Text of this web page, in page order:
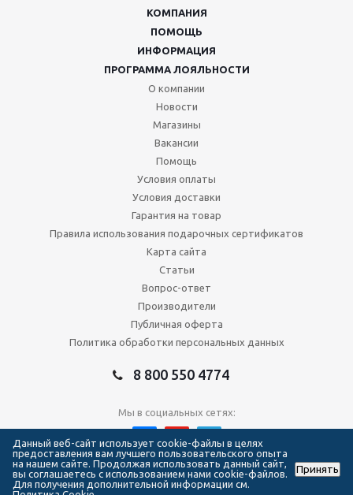
КОМПАНИЯ
ПОМОЩЬ
ИНФОРМАЦИЯ
ПРОГРАММА ЛОЯЛЬНОСТИ
О компании
Новости
Магазины
Вакансии
Помощь
Условия оплаты
Условия доставки
Гарантия на товар
Правила использования подарочных сертификатов
Карта сайта
Статьи
Вопрос-ответ
Производители
Публичная оферта
Политика обработки персональных данных
8 800 550 4774
Мы в социальных сетях:
2026 © Сеть магазинов Forma Hockey
Данный веб-сайт использует cookie-файлы в целях
предоставления вам лучшего пользовательского опыта
на нашем сайте. Продолжая использовать данный сайт,
вы соглашаетесь с использованием нами cookie-файлов.
Для получения дополнительной информации см.
Принять